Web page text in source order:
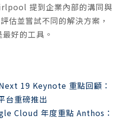
提到企業內部的溝同與
估並嘗試不同的解決方案，
好的工具。
19 Keynote 重點回顧：
台重磅推出
Cloud 年度重點 Anthos：